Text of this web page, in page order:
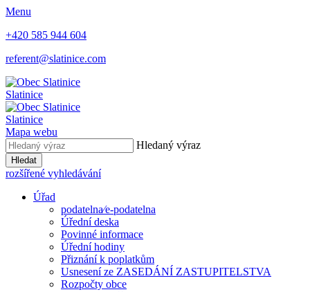
Menu
+420 585 944 604
referent@slatinice.com
Slatinice
Slatinice
Mapa webu
Hledaný výraz
Hledat
rozšířené vyhledávání
Úřad
podatelna⁄e-podatelna
Úřední deska
Povinné informace
Úřední hodiny
Přiznání k poplatkům
Usnesení ze ZASEDÁNÍ ZASTUPITELSTVA
Rozpočty obce